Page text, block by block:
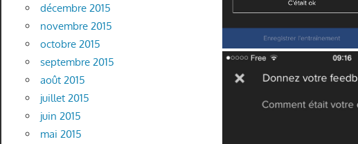
décembre 2015
novembre 2015
octobre 2015
septembre 2015
août 2015
juillet 2015
juin 2015
mai 2015